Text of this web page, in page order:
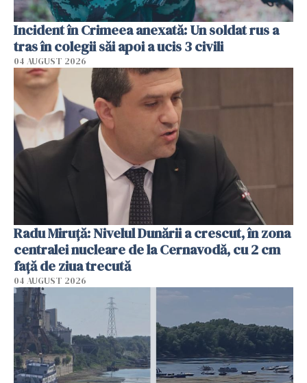
Incident în Crimeea anexată: Un soldat rus a
tras în colegii săi apoi a ucis 3 civili
04 AUGUST 2026
Radu Miruţă: Nivelul Dunării a crescut, în zona
centralei nucleare de la Cernavodă, cu 2 cm
faţă de ziua trecută
04 AUGUST 2026